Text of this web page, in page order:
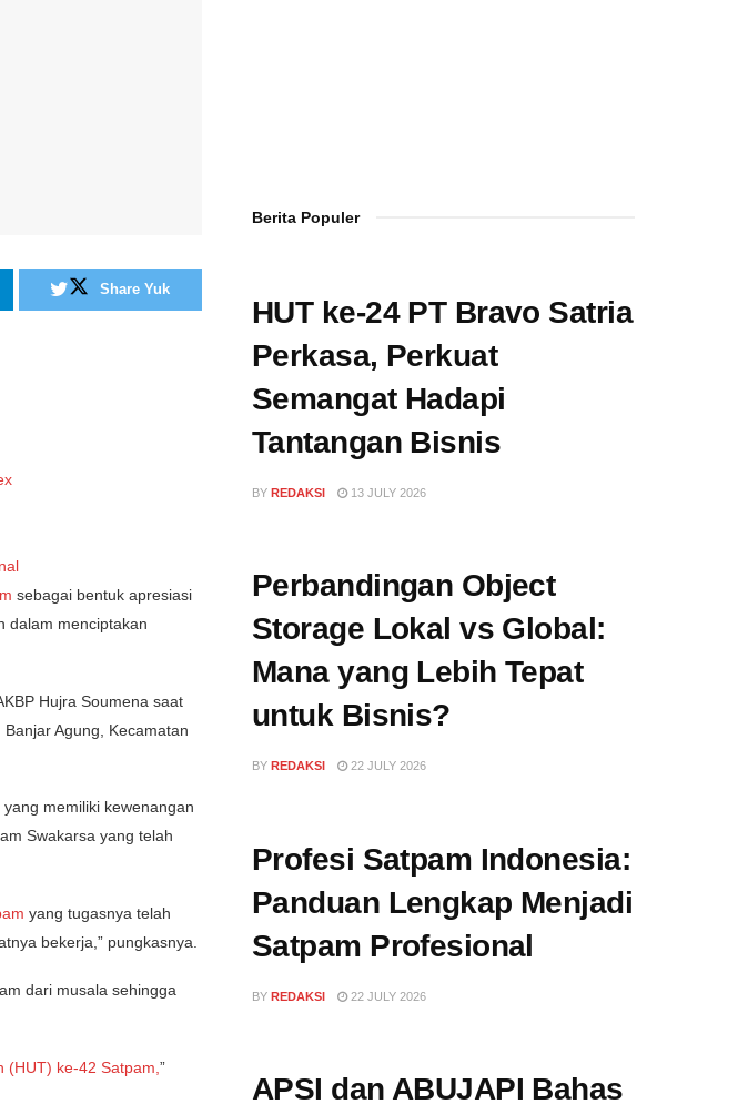
Share Yuk
sebagai bentuk apresiasi
dalam menciptakan
Hujra Soumena saat
Agung, Kecamatan
memiliki kewenangan
Swakarsa yang telah
yang tugasnya telah
bekerja,” pungkasnya.
dari musala sehingga
(HUT) ke-42 Satpam, ”
Berita Populer
HUT ke-24 PT Bravo Satria
Perkasa, Perkuat
Semangat Hadapi
Tantangan Bisnis
BY REDAKSI 13 JULY 2026
Perbandingan Object
Storage Lokal vs Global:
Mana yang Lebih Tepat
untuk Bisnis?
BY REDAKSI 22 JULY 2026
Profesi Satpam Indonesia:
Panduan Lengkap Menjadi
Satpam Profesional
BY REDAKSI 22 JULY 2026
APSI dan ABUJAPI Bahas